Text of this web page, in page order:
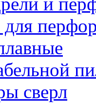
сверл